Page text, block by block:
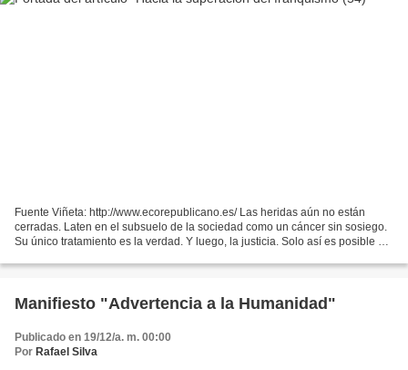
Fuente Viñeta: http://www.ecorepublicano.es/ Las heridas aún no están
cerradas. Laten en el subsuelo de la sociedad como un cáncer sin sosiego.
Su único tratamiento es la verdad. Y luego, la justicia. Solo así es posible el
Manifiesto "Advertencia a la Humanidad"
Publicado en 19/12/a. m. 00:00
Por Rafael Silva